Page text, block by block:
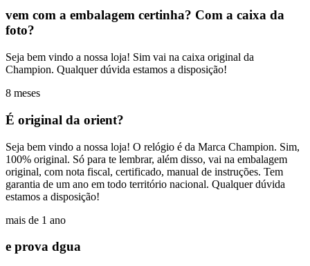
vem com a embalagem certinha? Com a caixa da
foto?
Seja bem vindo a nossa loja! Sim vai na caixa original da
Champion. Qualquer dúvida estamos a disposição!
8 meses
É original da orient?
Seja bem vindo a nossa loja! O relógio é da Marca Champion. Sim,
100% original. Só para te lembrar, além disso, vai na embalagem
original, com nota fiscal, certificado, manual de instruções. Tem
garantia de um ano em todo território nacional. Qualquer dúvida
estamos a disposição!
mais de 1 ano
e prova dgua